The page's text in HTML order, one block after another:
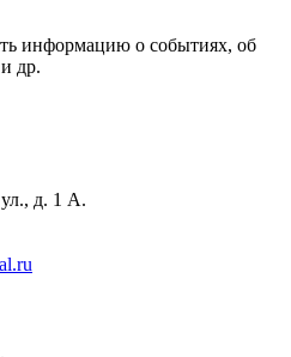
информацию о событиях, об
др.
д. 1 А.